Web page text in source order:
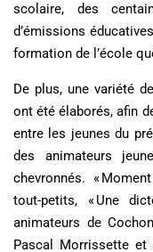
scolaire, des
d’émissions
formation de l’école
De plus, une variété
ont été élaborés, afin
entre les jeunes du
des animateurs
chevronnés. «
tout-petits, « Une
animateurs de
Pascal Morrissette et